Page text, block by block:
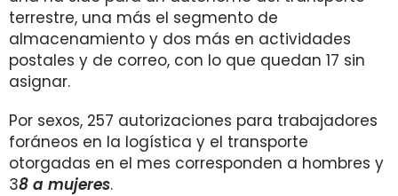
terrestre, una más el segmento de
almacenamiento y dos más en actividades
postales y de correo, con lo que quedan 17 sin
asignar.
Por sexos, 257 autorizaciones para trabajadores
foráneos en la logística y el transporte
otorgadas en el mes corresponden a hombres y
38 a mujeres.